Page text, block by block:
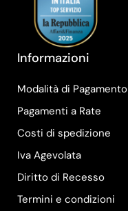
Informazioni
Modalità di Pagamento
Pagamenti a Rate
Costi di spedizione
Iva Agevolata
Diritto di Recesso
Termini e condizioni